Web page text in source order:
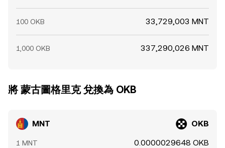
100 OKB 33,729,003 MNT
1,000 OKB 337,290,026 MNT
將 蒙古圖格里克 兌換為 OKB
MNT OKB
1 MNT 0.0000029648 OKB